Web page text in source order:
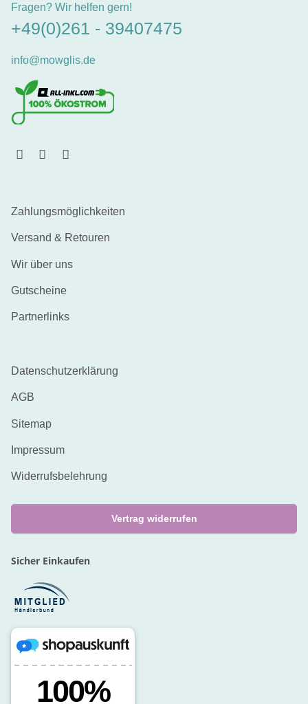
Fragen? Wir helfen gern!
+49(0)261 - 39407475
info@mowglis.de
Zahlungsmöglichkeiten
Versand & Retouren
Wir über uns
Gutscheine
Partnerlinks
Datenschutzerklärung
AGB
Sitemap
Impressum
Widerrufsbelehrung
Vertrag widerrufen
Sicher Einkaufen